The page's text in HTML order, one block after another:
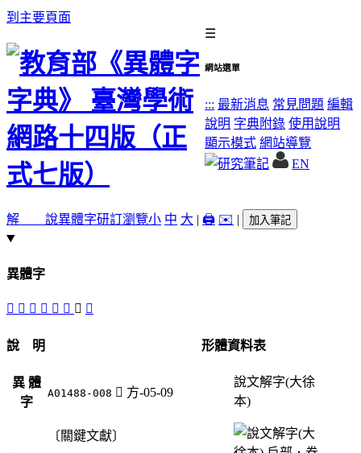
到主要頁面
☰
網站選單
::: 最新消息 常見問題 編輯
說明 字典附錄 使用說明
顯示模式 網站導覽
EN
解 說異體字研訂瀏覽小 中 大 | 🖨️ ✉️ | 加入筆記
異體字
󲋼 𠩝 㝑 󲋹 𢨲 󲋻 󲋺 𣃞
說 明
異 體
字
A01488-008 󲋺 方-05-09
〔關鍵文獻〕
形體資料表
說文解字(大徐
本)